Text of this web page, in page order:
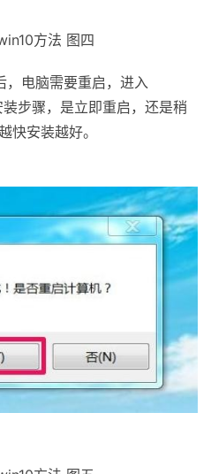
方法 图四
电脑需要重启，进入
步骤，是立即重启，还是稍
快安装越好。